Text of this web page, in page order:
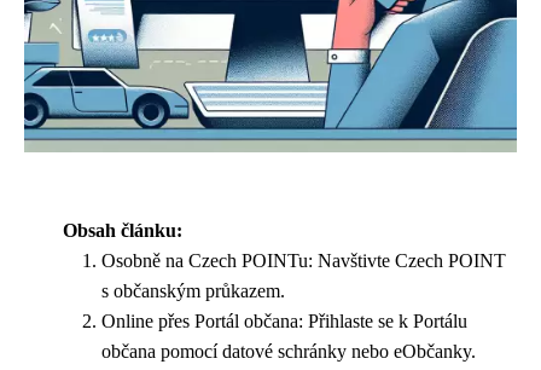
Obsah článku:
Osobně na Czech POINTu: Navštivte Czech POINT
s občanským průkazem.
Online přes Portál občana: Přihlaste se k Portálu
občana pomocí datové schránky nebo eObčanky.